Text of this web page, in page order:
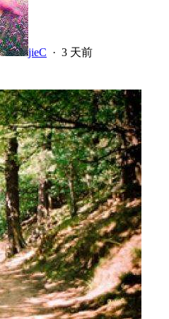
jieC · 3 天前